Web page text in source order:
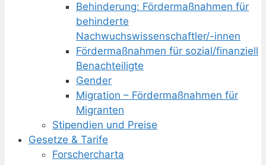
Behinderung: Fördermaßnahmen für
behinderte
Nachwuchswissenschaftler/-innen
Fördermaßnahmen für sozial/finanziell
Benachteiligte
Gender
Migration – Fördermaßnahmen für
Migranten
Stipendien und Preise
Gesetze & Tarife
Forschercharta